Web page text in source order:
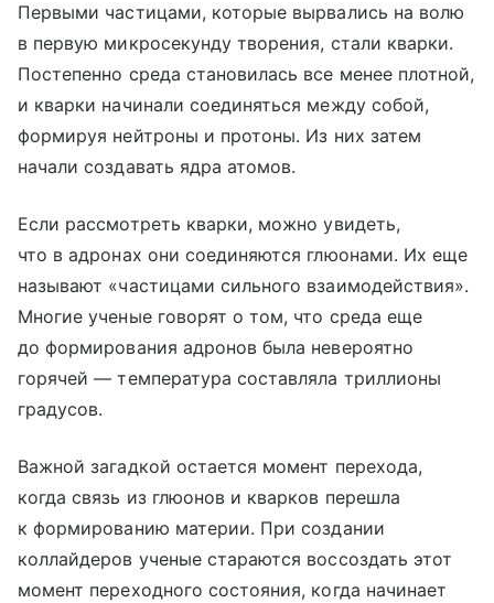
Первыми частицами, которые вырвались на волю
в первую микросекунду творения, стали кварки.
Постепенно среда становилась все менее плотной,
и кварки начинали соединяться между собой,
формируя нейтроны и протоны. Из них затем
начали создавать ядра атомов.
Если рассмотреть кварки, можно увидеть,
что в адронах они соединяются глюонами. Их еще
называют «частицами сильного взаимодействия».
Многие ученые говорят о том, что среда еще
до формирования адронов была невероятно
горячей — температура составляла триллионы
градусов.
Важной загадкой остается момент перехода,
когда связь из глюонов и кварков перешла
к формированию материи. При создании
коллайдеров ученые стараются воссоздать этот
момент переходного состояния, когда начинает